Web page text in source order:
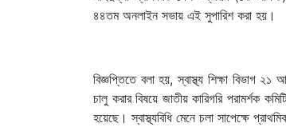
৪৪তম অনলাইন সভায় এই সুপারিশ করা হয়।
বিজ্ঞপ্তিতে বলা হয়, স্বাস্থ্য শিক্ষা বিভাগ
চালু করার বিষয়ে জাতীয় কারিগরি পরামর্শক
হয়েছে। স্বাস্থ্যবিধি মেনে চলা সাপেক্ষে